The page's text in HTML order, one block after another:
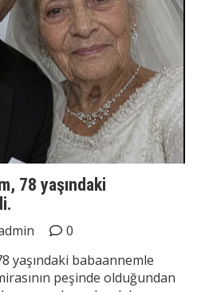
78 yaşındaki
0
yaşındaki babaannemle
peşinde olduğundan